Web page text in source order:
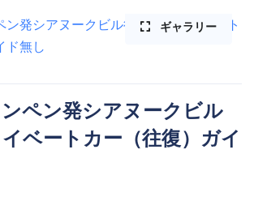
ギャラリー
ペン発シアヌークビル
ベートカー（往復）ガイ